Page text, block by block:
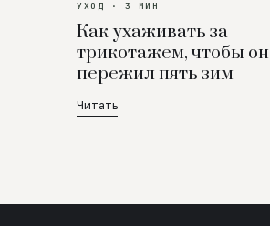
УХОД · 3 МИН
Как ухаживать за
трикотажем, чтобы он
пережил пять зим
Читать